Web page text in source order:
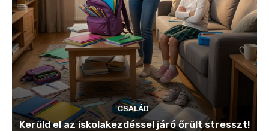
CSALÁD
Kerüld el az iskolakezdéssel járó őrült stresszt!